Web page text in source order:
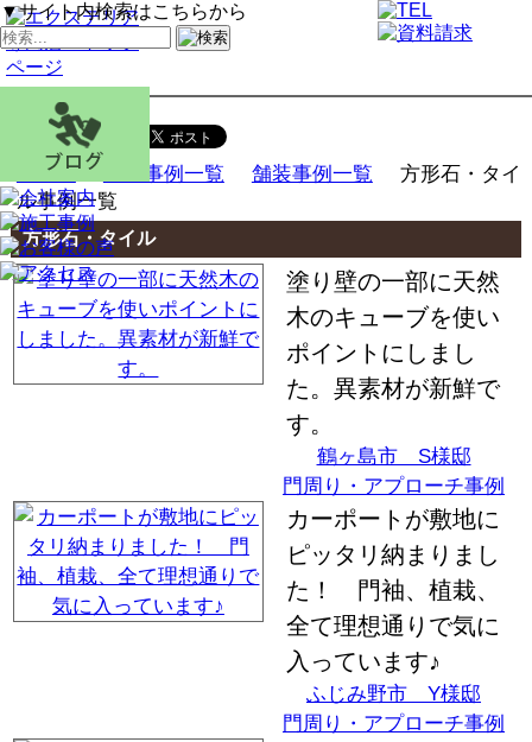
▼サイト内検索はこちらから
HOME 施工事例一覧 舗装事例一覧
方形石・タイ
ル事例一覧
方形石・タイル
塗り壁の一部に天然
木のキューブを使い
ポイントにしまし
た。異素材が新鮮で
す。
鶴ヶ島市 S様邸
門周り・アプローチ事例
カーポートが敷地に
ピッタリ納まりまし
た！ 門袖、植栽、
全て理想通りで気に
入っています♪
ふじみ野市 Y様邸
門周り・アプローチ事例